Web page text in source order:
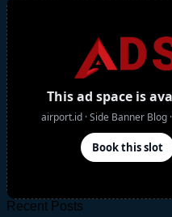
Recent Posts